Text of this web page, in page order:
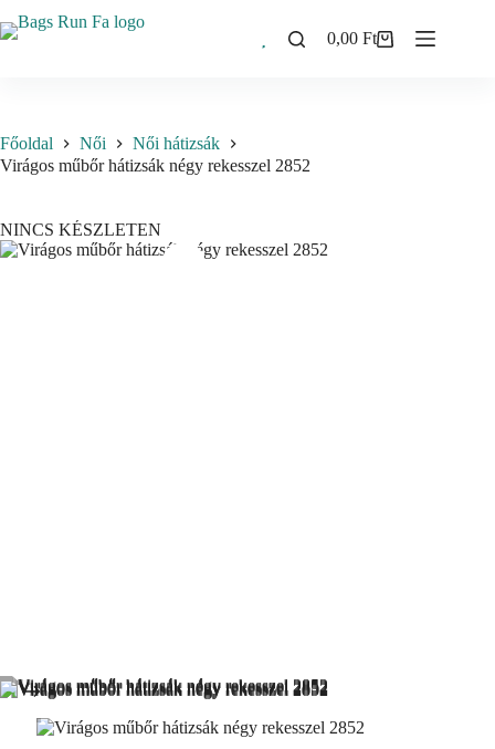
to
Shopping
0,00Ft
Főoldal Női
Női hátizsák
Virágos műbőr hátizsák négy rekesszel 2852
NINCS KÉSZLETEN